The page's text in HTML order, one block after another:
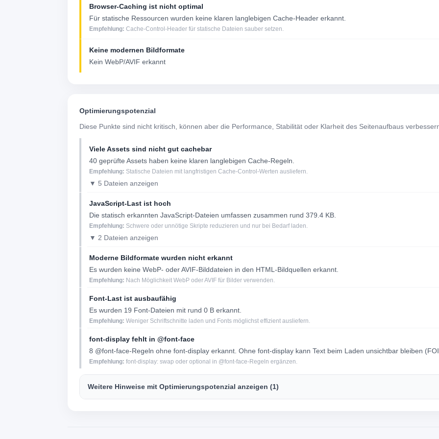
Browser-Caching ist nicht optimal
Für statische Ressourcen wurden keine klaren langlebigen Cache-Header erkannt.
Empfehlung: Cache-Control-Header für statische Dateien sauber setzen.
Keine modernen Bildformate
Kein WebP/AVIF erkannt
Optimierungspotenzial
Diese Punkte sind nicht kritisch, können aber die Performance, Stabilität oder Klarheit des Seitenaufbaus
Viele Assets sind nicht gut cachebar
40 geprüfte Assets haben keine klaren langlebigen Cache-Regeln.
Empfehlung: Statische Dateien mit langfristigen Cache-Control-Werten ausliefern.
▼ 5 Dateien anzeigen
JavaScript-Last ist hoch
Die statisch erkannten JavaScript-Dateien umfassen zusammen rund 379.4 KB.
Empfehlung: Schwere oder unnötige Skripte reduzieren und nur bei Bedarf laden.
▼ 2 Dateien anzeigen
Moderne Bildformate wurden nicht erkannt
Es wurden keine WebP- oder AVIF-Bilddateien in den HTML-Bildquellen erkannt.
Empfehlung: Nach Möglichkeit WebP oder AVIF für Bilder verwenden.
Font-Last ist ausbaufähig
Es wurden 19 Font-Dateien mit rund 0 B erkannt.
Empfehlung: Weniger Schriftschnitte laden und Fonts möglichst effizient ausliefern.
font-display fehlt in @font-face
8 @font-face-Regeln ohne font-display erkannt. Ohne font-display kann Text beim Laden unsichtbar bleiben
Empfehlung: font-display: swap oder optional in @font-face-Regeln ergänzen.
Weitere Hinweise mit Optimierungspotenzial anzeigen (1)